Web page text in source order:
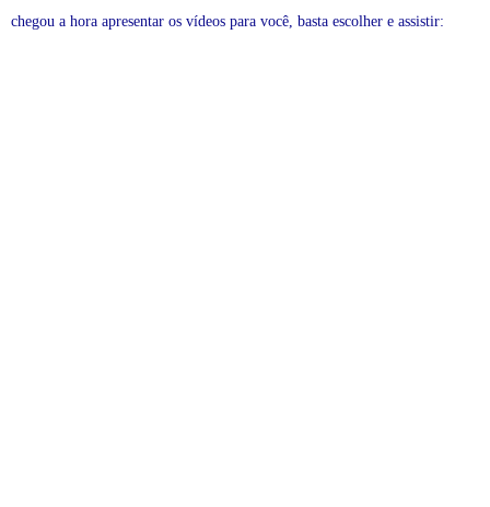
chegou a hora apresentar os vídeos para você, basta escolher e assistir: